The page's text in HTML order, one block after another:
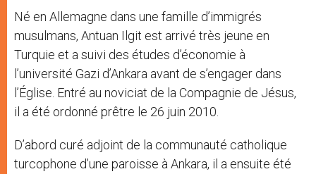
Né en Allemagne dans une famille d’immigrés
musulmans, Antuan Ilgit est arrivé très jeune en
Turquie et a suivi des études d’économie à
l’université Gazi d’Ankara avant de s’engager dans
l’Église. Entré au noviciat de la Compagnie de Jésus,
il a été ordonné prêtre le 26 juin 2010.
D’abord curé adjoint de la communauté catholique
turcophone d’une paroisse à Ankara, il a ensuite été